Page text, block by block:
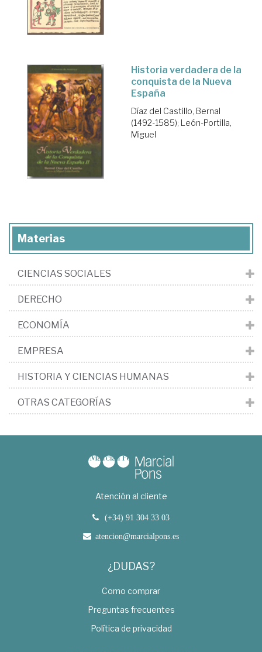
Historia verdadera de la
conquista de la Nueva
España
Díaz del Castillo, Bernal
(1492-1585); León-Portilla,
Miguel
Materias
CIENCIAS SOCIALES
DERECHO
ECONOMÍA
EMPRESA
HISTORIA Y CIENCIAS HUMANAS
OTRAS CATEGORÍAS
Atención al cliente
(+34) 91 304 33 03
atencion@marcialpons.es
¿DUDAS?
Como comprar
Preguntas frecuentes
Política de privacidad